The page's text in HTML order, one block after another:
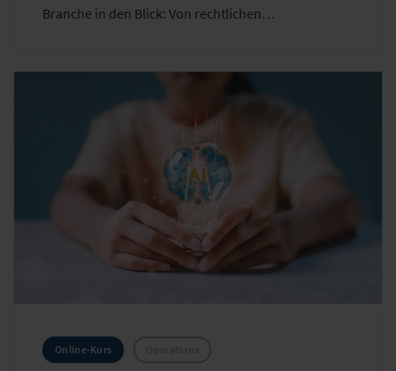
Branche in den Blick: Von rechtlichen
Online-Kurs